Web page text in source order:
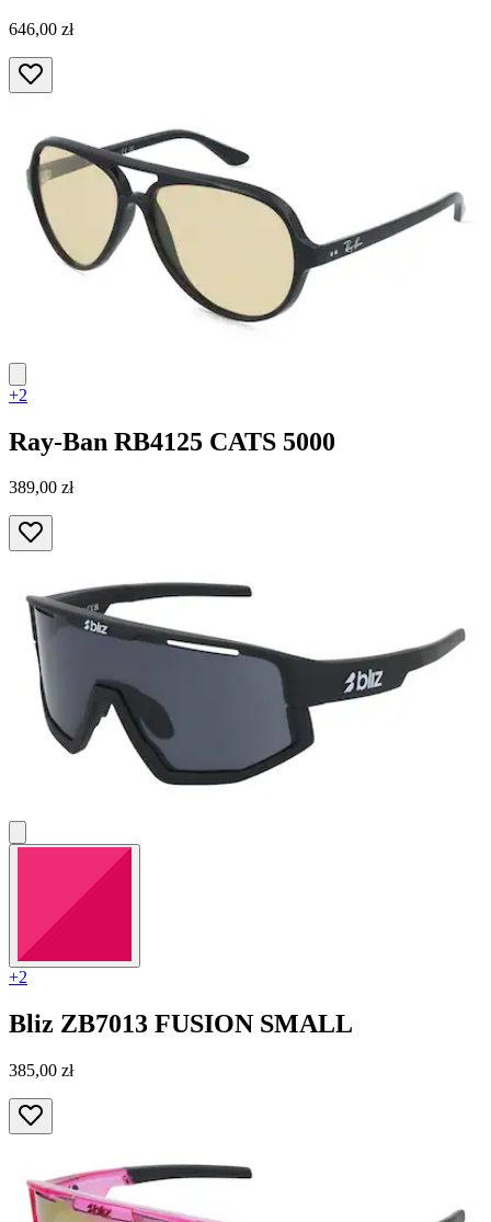
646,00 zł
+2
Ray-Ban RB4125 CATS 5000
389,00 zł
+2
Bliz ZB7013 FUSION SMALL
385,00 zł